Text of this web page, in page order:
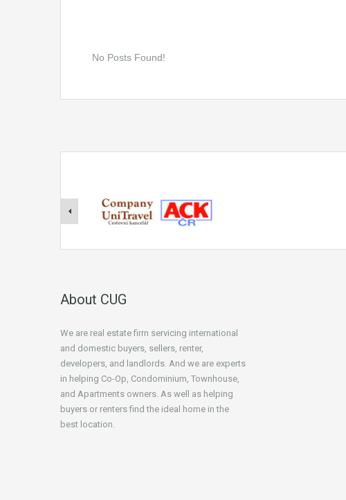
No Posts Found!
About CUG
We are real estate firm servicing international
and domestic buyers, sellers, renter,
developers, and landlords. And we are experts
in helping Co-Op, Condominium, Townhouse,
and Apartments owners. As well as helping
buyers or renters find the ideal home in the
best location.